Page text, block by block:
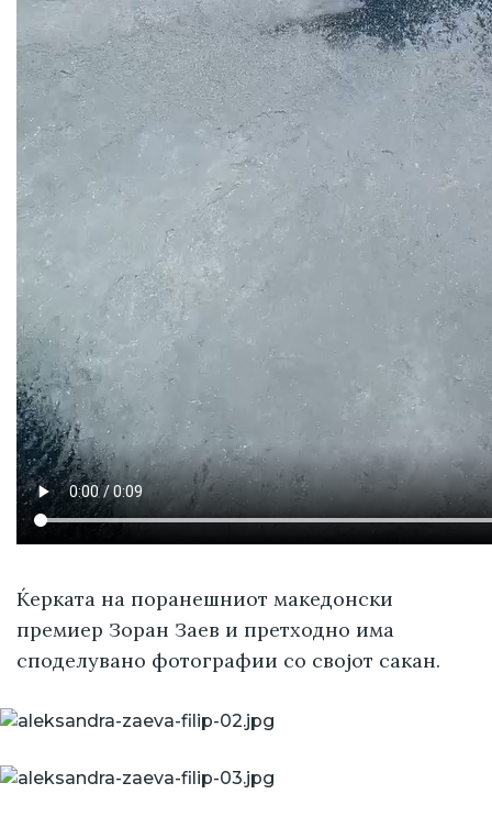
Ќерката на поранешниот македонски
премиер Зоран Заев и претходно има
споделувано фотографии со својот сакан.